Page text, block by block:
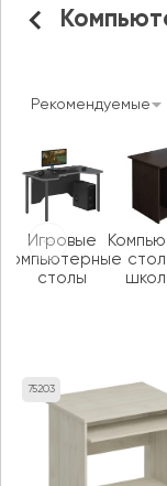
Рекомендуемые
75203
Игровые
компьютерные
столы